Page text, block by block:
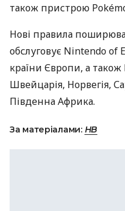
також пристрою
Нові правила
обслуговує Nintendo of
країни Європи, а також
Швейцарія, Норвегія,
Південна Африка.
За матеріалами: НВ